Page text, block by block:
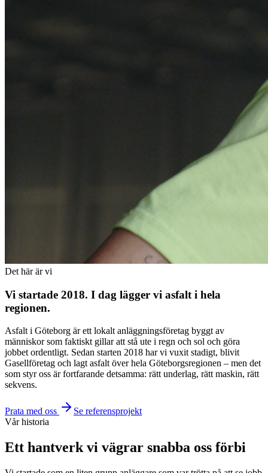
Det här är vi
Vi startade 2018. I dag lägger vi asfalt i hela
regionen.
Asfalt i Göteborg är ett lokalt anläggningsföretag byggt av
människor som faktiskt gillar att stå ute i regn och sol och göra
jobbet ordentligt. Sedan starten 2018 har vi vuxit stadigt, blivit
Gasellföretag och lagt asfalt över hela Göteborgsregionen – men det
som styr oss är fortfarande detsamma: rätt underlag, rätt maskin, rätt
sekvens.
Prata med oss
Se referensprojekt
Vår historia
Ett hantverk vi vägrar snabba oss förbi